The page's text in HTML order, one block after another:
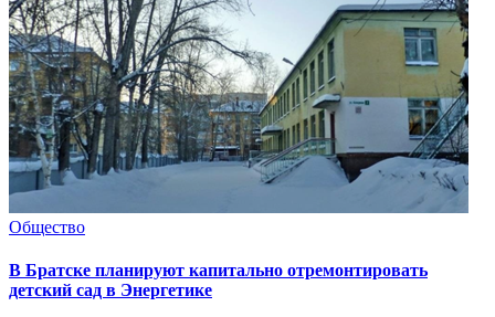
Общество
В Братске планируют капитально отремонтировать
детский сад в Энергетике